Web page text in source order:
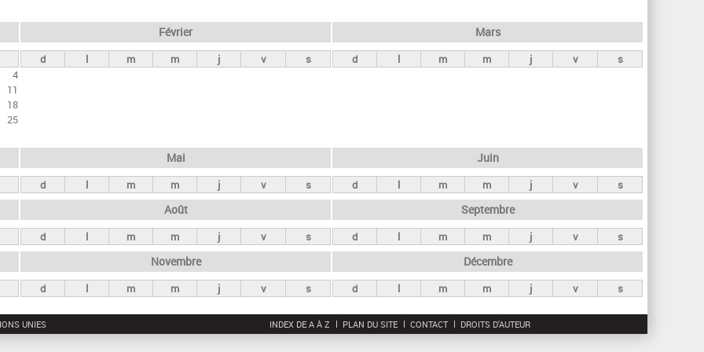
r
c
4
11
18
25
Février
d l m m j v s
Mars
d l m m j v s
Mai
d l m m j v s
Juin
d l m m j v s
Août
d l m m j v s
Septembre
d l m m j v s
Novembre
d l m m j v s
Décembre
d l m m j v s
UNIES INDEX DE A À Z PLAN DU SITE CONTACT DROITS D'AUTEUR